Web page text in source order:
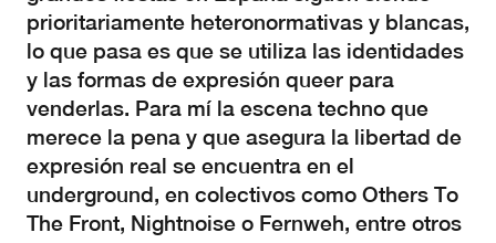
prioritariamente heteronormativas y blancas,
lo que pasa es que se utiliza las identidades
y las formas de expresión queer para
venderlas. Para mí la escena techno que
merece la pena y que asegura la libertad de
expresión real se encuentra en el
underground, en colectivos como Others To
The Front, Nightnoise o Fernweh, entre otros